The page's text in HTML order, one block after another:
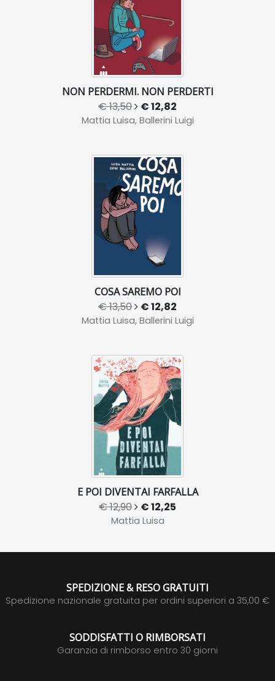
NON PERDERMI. NON PERDERTI
€ 13,50 € 12,82
Mattia Luisa, Ballerini Luigi
COSA SAREMO POI
€ 13,50 € 12,82
Mattia Luisa, Ballerini Luigi
E POI DIVENTAI FARFALLA
€ 12,90 € 12,25
Mattia Luisa
SPEDIZIONE & RESO GRATUITI
Spedizione nazionale gratuita per ordini superiori a 35,00 €
SODDISFATTI O RIMBORSATI
Garanzia di rimborso entro 30 giorni